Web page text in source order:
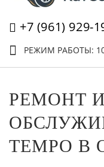
+7 (961) 929-
РЕЖИМ РАБОТЫ:
РЕМОНТ И
TEMPO В